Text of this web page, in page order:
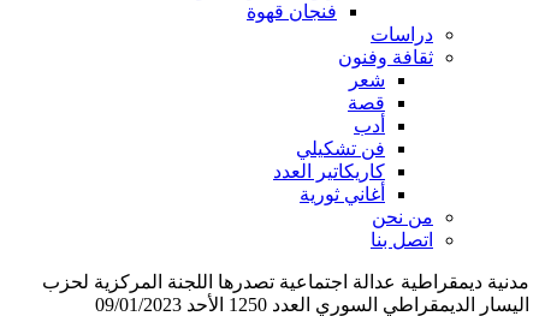
فنجان قهوة
دراسات
ثقافة وفنون
شعر
قصة
أدب
فن تشكيلي
كاريكاتير العدد
أغاني ثورية
من نحن
اتصل بنا
مدنية ديمقراطية عدالة اجتماعية تصدرها اللجنة المركزية لحزب
اليسار الديمقراطي السوري العدد 1250 الأحد 09/01/2023